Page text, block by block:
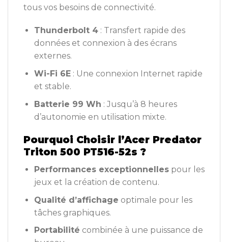
tous vos besoins de connectivité.
Thunderbolt 4: Transfert rapide des
données et connexion à des écrans
externes.
Wi-Fi 6E: Une connexion Internet rapide
et stable.
Batterie 99 Wh : Jusqu’à 8 heures
d’autonomie en utilisation mixte.
Pourquoi Choisir l’Acer Predator
Triton 500 PT516-52s ?
Performances exceptionnellespour les
jeux et la création de contenu.
Qualité d’affichage optimale pour les
tâches graphiques.
Portabilité combinée à une puissance de